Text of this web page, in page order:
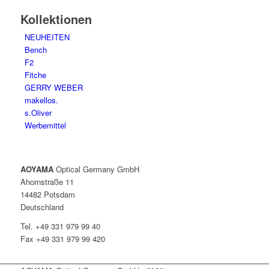
Kollektionen
NEUHEITEN
Bench
F2
Fitche
GERRY WEBER
makellos.
s.Oliver
Werbemittel
AOYAMAOptical Germany GmbH
Ahornstraße 11
14482 Potsdam
Deutschland
Tel. +49 331 979 99 40
Fax +49 331 979 99 420